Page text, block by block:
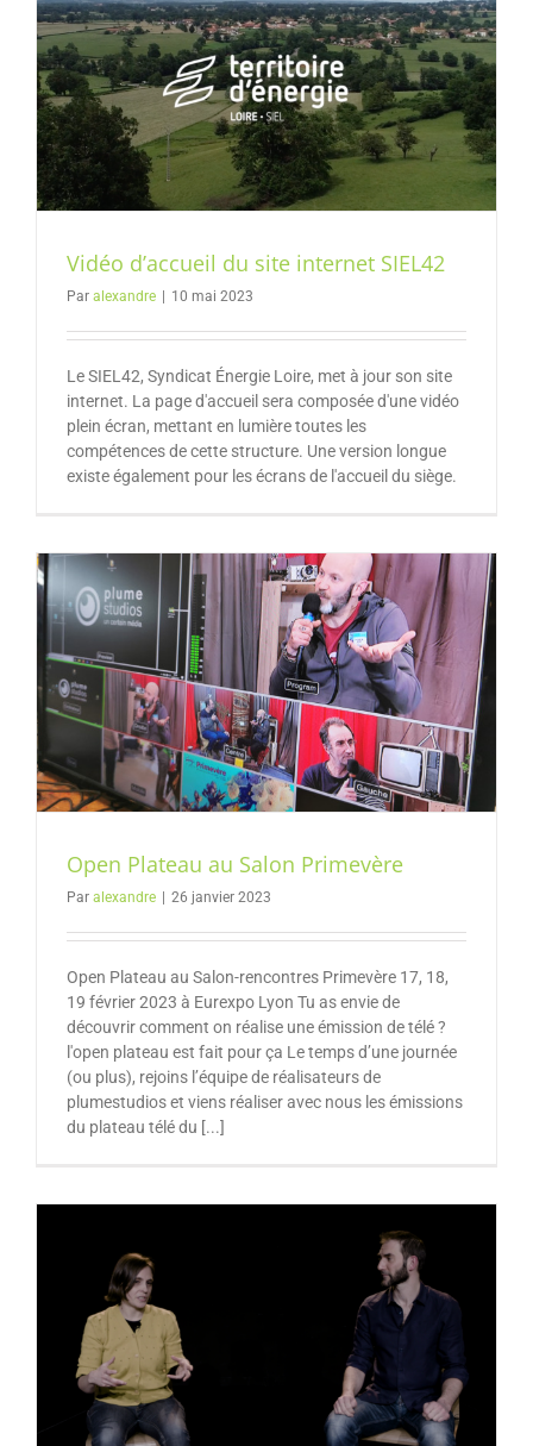
Vidéo d’accueil du site internet SIEL42
Par alexandre 10 mai 2023
Le SIEL42, Syndicat Énergie Loire, met à jour son site
internet. La page d'accueil sera composée d'une vidéo
plein écran, mettant en lumière toutes les
compétences de cette structure. Une version longue
existe également pour les écrans de l'accueil du siège.
Open Plateau au Salon Primevère
Par alexandre 26 janvier 2023
Open Plateau au Salon-rencontres Primevère 17, 18,
19 février 2023 à Eurexpo Lyon Tu as envie de
découvrir comment on réalise une émission de télé ?
l'open plateau est fait pour ça Le temps d’une journée
(ou plus), rejoins l’équipe de réalisateurs de
plumestudios et viens réaliser avec nous les émissions
du plateau télé du [...]